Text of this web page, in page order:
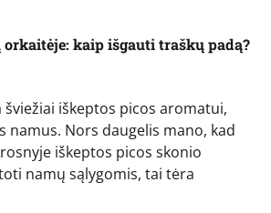
orkaitėje: kaip išgauti traškų padą?
šviežiai iškeptos picos aromatui,
namus. Nors daugelis mano, kad
iškeptos picos skonio
namų sąlygomis, tai tėra